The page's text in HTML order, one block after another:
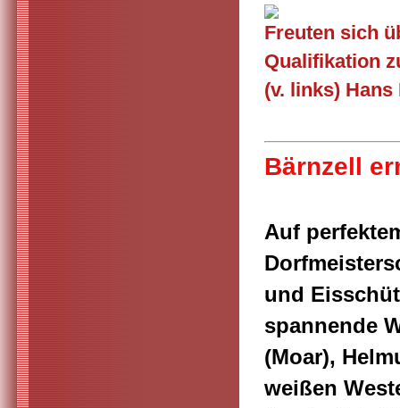
Freuten sich
Qualifikation
(v. links)
Bärnzell
Auf
und
spannende
(Moar),
weißen